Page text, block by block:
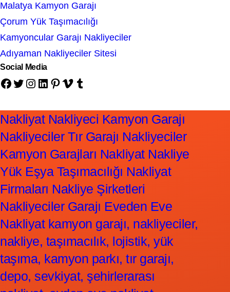
Malatya Kamyon Garajı
Çorum Yük Taşımacılığı
Kamyoncular Garajı Nakliyeciler
Adıyaman Nakliyeciler Sitesi
Social Media
Facebook Twitter Instagram LinkedIn Pinterest Vimeo Tumblr
Nakliyat Nakliyeci Kamyon Garajı
Nakliyeciler Tır Garajı Nakliyeciler
Kamyon Garajları Nakliyat Nakliye
Yük Eşya Taşımacılığı Nakliyat
Firmaları Nakliye Şirketleri
Nakliyeciler Garajı Eveden Eve
Nakliyat kamyon garajı, nakliyeciler,
nakliye, taşımacılık, lojistik, yük
taşıma, kamyon parkı, tır garajı,
depo, sevkiyat, şehirlerarası